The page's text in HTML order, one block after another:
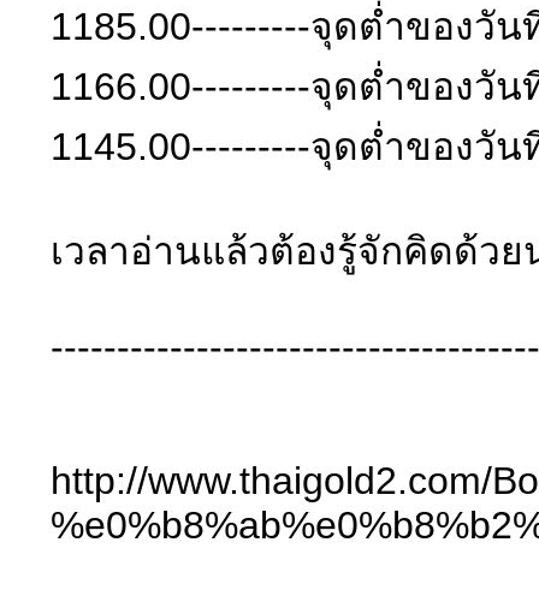
1185.00---------จุดต่ำของวั
1166.00---------จุดต่ำของวั
1145.00---------จุดต่ำของวั
เวลาอ่านแล้วต้องรู้จักคิดด้ว
http://www.thaigold2.com/